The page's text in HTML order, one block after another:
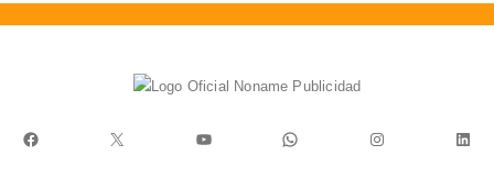
Facebook X YouTube WhatsApp Instagram